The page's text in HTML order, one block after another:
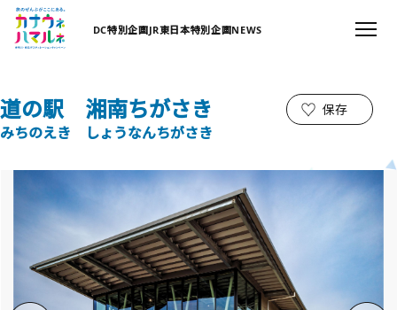
DC特別企画JR東日本特別企画NEWS
道の駅 湘南ちがさき
みちのえき しょうなんちがさき
保存